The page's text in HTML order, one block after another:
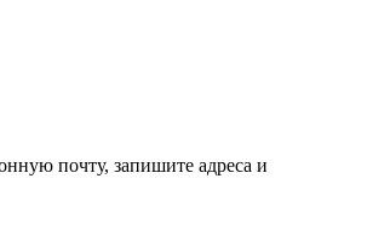
почту, запишите адреса и